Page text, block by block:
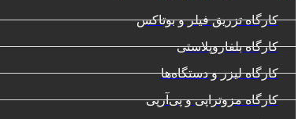
کارگاه تزریق فیلر و بوتاکس
کارگاه بلفاروپلاستی
کارگاه لیزر و دستگاه‌ها
کارگاه مزوتراپی و پی‌آرپی